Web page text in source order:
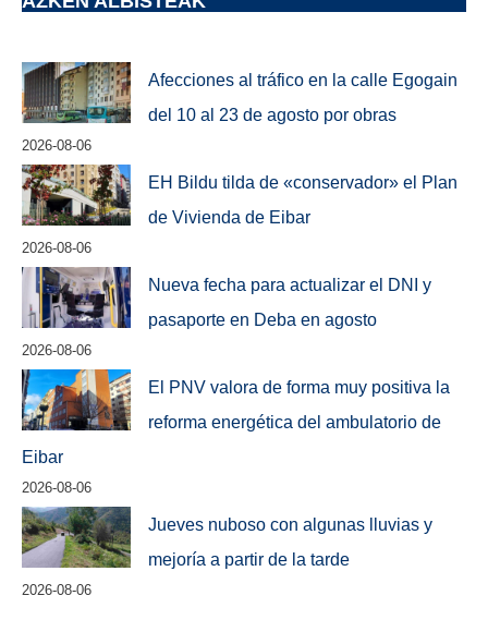
Afecciones al tráfico en la calle Egogain
del 10 al 23 de agosto por obras
2026-08-06
EH Bildu tilda de «conservador» el Plan
de Vivienda de Eibar
2026-08-06
Nueva fecha para actualizar el DNI y
pasaporte en Deba en agosto
2026-08-06
El PNV valora de forma muy positiva la
reforma energética del ambulatorio de
Eibar
2026-08-06
Jueves nuboso con algunas lluvias y
mejoría a partir de la tarde
2026-08-06